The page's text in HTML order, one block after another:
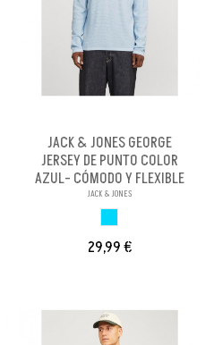
JACK & JONES GEORGE
JERSEY DE PUNTO COLOR
AZUL- CÓMODO Y FLEXIBLE
JACK & JONES
29,99 €